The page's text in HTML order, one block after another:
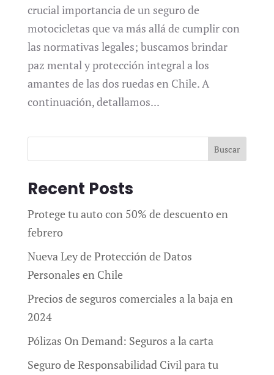
crucial importancia de un seguro de
motocicletas que va más allá de cumplir con
las normativas legales; buscamos brindar
paz mental y protección integral a los
amantes de las dos ruedas en Chile. A
continuación, detallamos...
Buscar
Recent Posts
Protege tu auto con 50% de descuento en
febrero
Nueva Ley de Protección de Datos
Personales en Chile
Precios de seguros comerciales a la baja en
2024
Pólizas On Demand: Seguros a la carta
Seguro de Responsabilidad Civil para tu